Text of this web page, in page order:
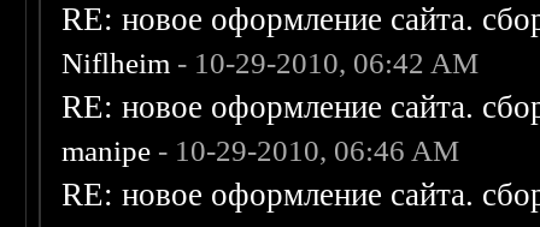
RE: новое оформление сайта.
Niflheim - 10-29-2010, 06:42 AM
RE: новое оформление сайта.
manipe - 10-29-2010, 06:46 AM
RE: новое оформление сайта.